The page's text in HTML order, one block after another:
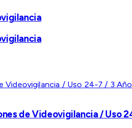
de Videovigilancia / Uso